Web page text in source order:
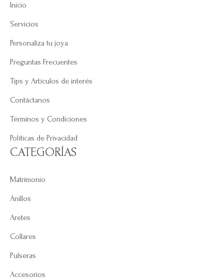
Inicio
Servicios
Personaliza tu joya
Preguntas Frecuentes
Tips y Artículos de interés
Contáctanos
Términos y Condiciones
Políticas de Privacidad
CATEGORÍAS
Matrimonio
Anillos
Aretes
Collares
Pulseras
Accesorios